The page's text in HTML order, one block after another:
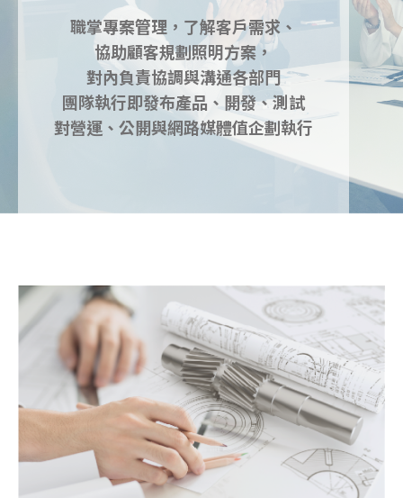
職掌專案管理，了解客戶需求、
協助顧客規劃照明方案，
對內負責協調與溝通各部門
團隊執行即發布產品、開發、測試
對營運、公開與網路媒體值企劃執行